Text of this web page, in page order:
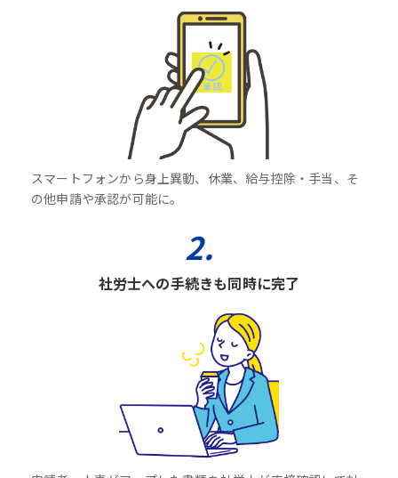
スマートフォンから身上異動、休業、給与控除・手当、そ
の他申請や承認が可能に。
2.
社労士への手続きも同時に完了